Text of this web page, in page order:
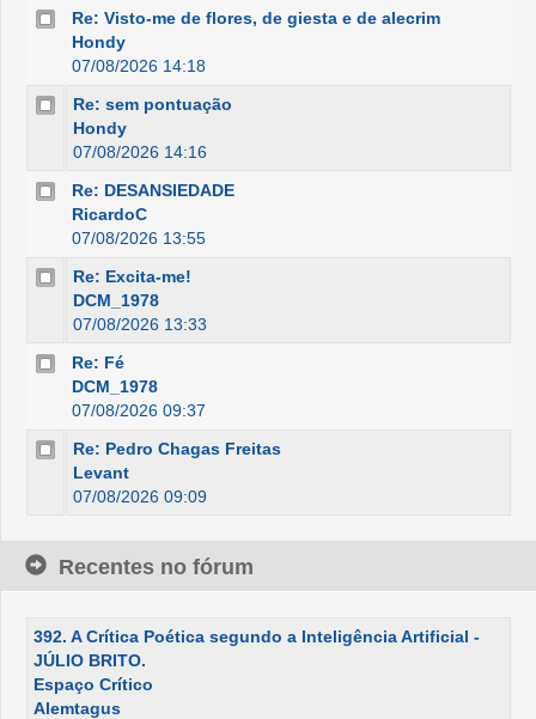
Re: Visto-me de flores, de giesta e de alecrim
Hondy
07/08/2026 14:18
Re: sem pontuação
Hondy
07/08/2026 14:16
Re: DESANSIEDADE
RicardoC
07/08/2026 13:55
Re: Excita-me!
DCM_1978
07/08/2026 13:33
Re: Fé
DCM_1978
07/08/2026 09:37
Re: Pedro Chagas Freitas
Levant
07/08/2026 09:09
Recentes no fórum
392. A Crítica Poética segundo a Inteligência Artificial -
JÚLIO BRITO.
Espaço Crítico
Alemtagus